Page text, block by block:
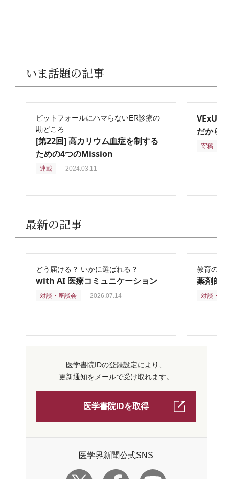
いま話題の記事
ピットフォールにハマらないER診療の
勘どころ
[第22回] 高カリウム血症を制する
ための4つのMission
連載 2024.03.11
VExUS
だから
寄稿
最新の記事
どう届ける？ いかに選ばれる？
with AI 医療コミュニケーション
対談・座談会 2026.07.14
教育の再
薬剤師
対談・座
医学書院IDの登録設定により、
更新通知をメールで受け取れます。
医学書院IDを取得
医学界新聞公式SNS